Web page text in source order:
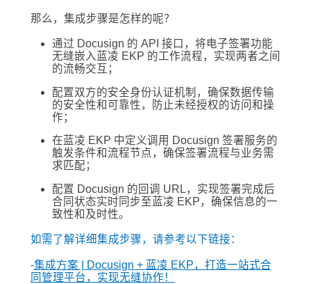
那么，集成步骤是怎样的呢？
通过 Docusign 的 API 接口，将电子签署功能
无缝嵌入蓝凌 EKP 的工作流程，实现两者之间
的流畅交互；
配置双方的安全身份认证机制，确保数据传输
的安全性和可靠性，防止未经授权的访问和操
作；
在蓝凌 EKP 中定义调用 Docusign 签署服务的
触发条件和流程节点，确保签署流程与业务需
求匹配；
配置 Docusign 的回调 URL，实现签署完成后
合同状态实时同步至蓝凌 EKP，确保信息的一
致性和及时性。
如需了解详细集成步骤，请参考以下链接：
-集成方案 | Docusign + 蓝凌 EKP，打造一站式合
同管理平台，实现无缝协作！